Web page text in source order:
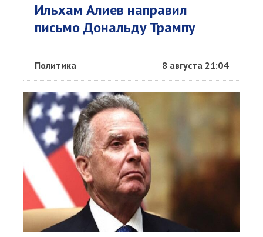
Ильхам Алиев направил
письмо Дональду Трампу
Политика 8 августа 21:04